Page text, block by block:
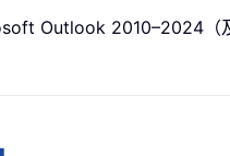
Outlook 2010–2024